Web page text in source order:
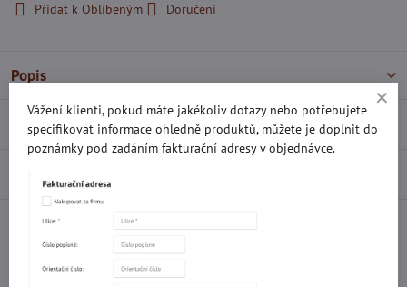
Přidat k Oblíbeným Doručení
Popis
Recenze 0
Facebook Twitter Bluesky
Vážení klienti, pokud máte jakékoliv dotazy nebo potřebujete
specifikovat informace ohledně produktů, můžete je doplnit do
poznámky pod zadáním fakturační adresy v objednávce.